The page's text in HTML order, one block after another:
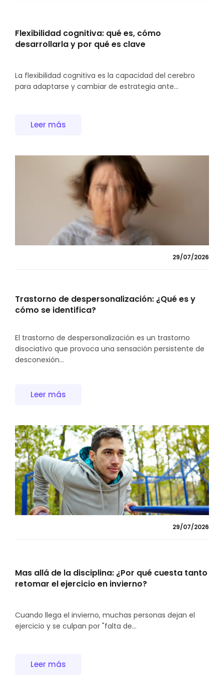
Flexibilidad cognitiva: qué es, cómo
desarrollarla y por qué es clave
La flexibilidad cognitiva es la capacidad del cerebro
para adaptarse y cambiar de estrategia ante...
Leer más
29/07/2026
Trastorno de despersonalización: ¿Qué es y
cómo se identifica?
El trastorno de despersonalización es un trastorno
disociativo que provoca una sensación persistente de
desconexión...
Leer más
29/07/2026
Mas allá de la disciplina: ¿Por qué cuesta tanto
retomar el ejercicio en invierno?
Cuando llega el invierno, muchas personas dejan el
ejercicio y se culpan por "falta de...
Leer más